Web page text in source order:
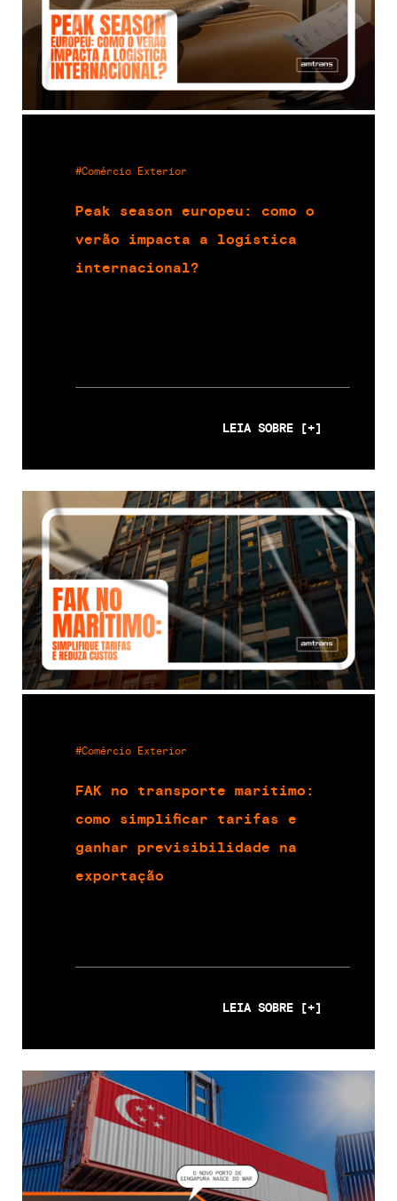
#Comércio Exterior
Peak season europeu: como o
verão impacta a logística
internacional?
LEIA SOBRE [+]
#Comércio Exterior
FAK no transporte marítimo:
como simplificar tarifas e
ganhar previsibilidade na
exportação
LEIA SOBRE [+]